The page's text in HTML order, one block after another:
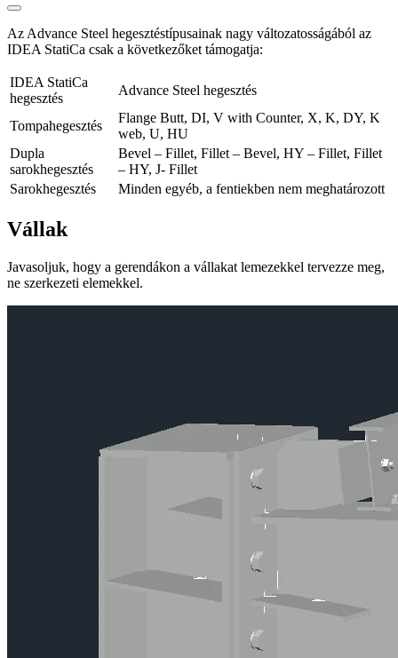
Az Advance Steel hegesztéstípusainak nagy változatosságából az
IDEA StatiCa csak a következőket támogatja:
IDEA StatiCa
hegesztés
Advance Steel hegesztés
Tompahegesztés
Flange Butt, DI, V with Counter, X, K, DY, K
web, U, HU
Dupla
sarokhegesztés
Bevel – Fillet, Fillet – Bevel, HY – Fillet, Fillet
– HY, J- Fillet
Sarokhegesztés
Minden egyéb, a fentiekben nem meghatározott
Vállak
Javasoljuk, hogy a gerendákon a vállakat lemezekkel tervezze meg,
ne szerkezeti elemekkel.